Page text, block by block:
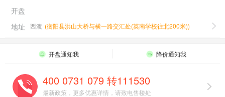
开盘
地址
西渡 (衡阳县洪山大桥与横一路交汇处(英南学校往北200米))
开盘通知我 降价通知我
400 0731 079 转111530
最新政策，更多优惠详情，请致电售楼处